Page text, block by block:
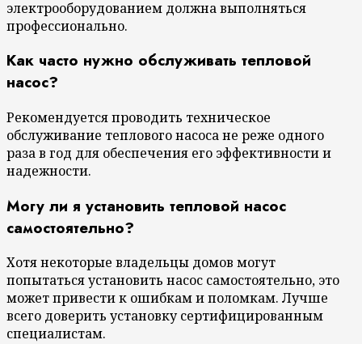
электрооборудованием должна выполняться
профессионально.
Как часто нужно обслуживать тепловой
насос?
Рекомендуется проводить техническое
обслуживание теплового насоса не реже одного
раза в год для обеспечения его эффективности и
надежности.
Могу ли я установить тепловой насос
самостоятельно?
Хотя некоторые владельцы домов могут
попытаться установить насос самостоятельно, это
может привести к ошибкам и поломкам. Лучше
всего доверить установку сертифицированным
специалистам.